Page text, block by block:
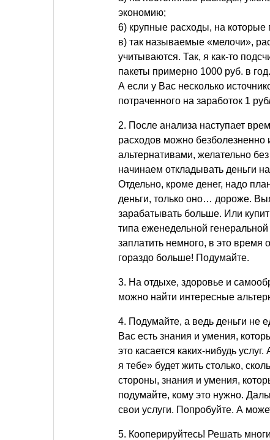
экономию;
6) крупные расходы, на которые
в) так называемые «мелочи»,
учитываются. Так, я как-то
пакеты примерно 1000 руб. в
А если у Вас несколько
потраченного на заработок 1
2. После анализа наступает
расходов можно
альтернативами, желательно
начинаем откладывать деньги
Отдельно, кроме денег, надо
деньги, только оно… дороже.
зарабатывать больше. Или
типа еженедельной
заплатить немного, в это время
гораздо больше! Подумайте.
3. На отдыхе, здоровье и
можно найти интересные
4. Подумайте, а ведь деньги не
Вас есть знания и умения,
это касается каких-нибудь
я тебе» будет жить столько,
стороны, знания и умения,
подумайте, кому это нужно.
свои услуги. Попробуйте. А
5. Кооперируйтесь! Решать